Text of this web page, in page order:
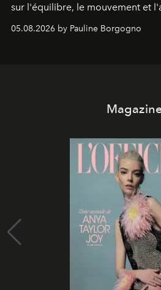
sur l'équilibre, le mouvement et
05.08.2026 by Pauline Borgogno